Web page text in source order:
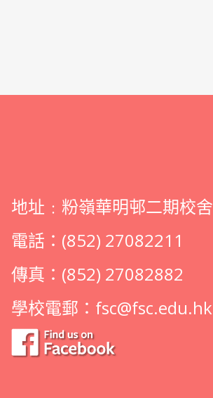
地址﹕粉嶺華明邨二期校舍
電話：(852) 27082211
傳真：(852) 27082882
學校電郵： fsc@fsc.edu.hk